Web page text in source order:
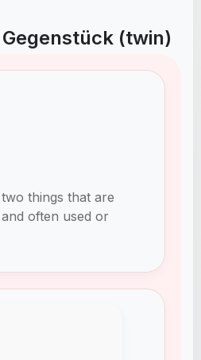
(twin)
things that are
often used or